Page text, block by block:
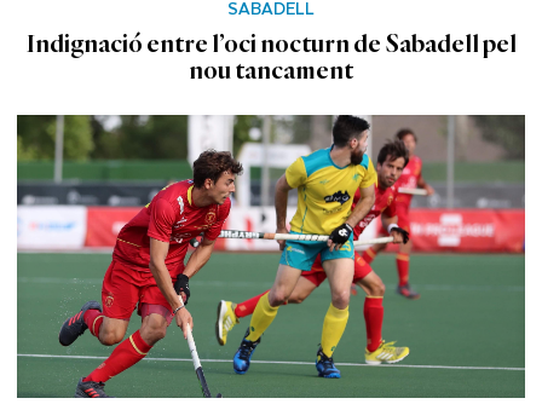
SABADELL
Indignació entre l’oci nocturn de Sabadell pel
nou tancament